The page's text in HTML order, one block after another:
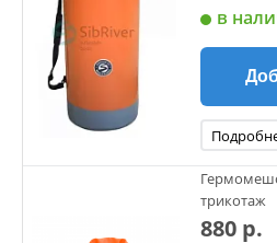
в
трикотаж
880 р.